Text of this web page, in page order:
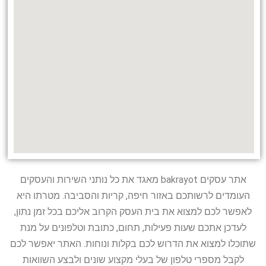
אתר עסקים bakrayot מאגד את כל נותני השירות והעסקים
העומדים לרשותכם באזור חיפה, קריות והסביבה. מטרתו היא
לאפשר לכם למצוא את בית העסק הקרוב אליכם בכל זמן נתון,
לעדכן אתכם שעות פעילות, תחום, כתובת וטלפונים על מנת
שתוכלו למצוא את הדרוש לכם בקלות ונוחות. האתר יאפשר לכם
לקבל מספרי טלפון של בעלי מקצוע שונים ולבצע השוואות